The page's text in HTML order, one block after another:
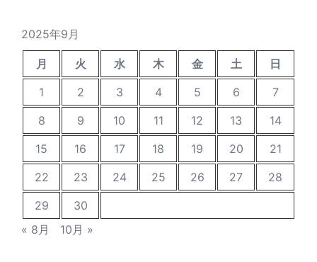
2025年9月
月 火 水 木 金 土
日
1
2 3 4 5 6
7
8
9 10 11 12 13
14
15
16 17 18 19 20
21
22
23 24 25 26 27
28
29
30
« 8月
10月 »